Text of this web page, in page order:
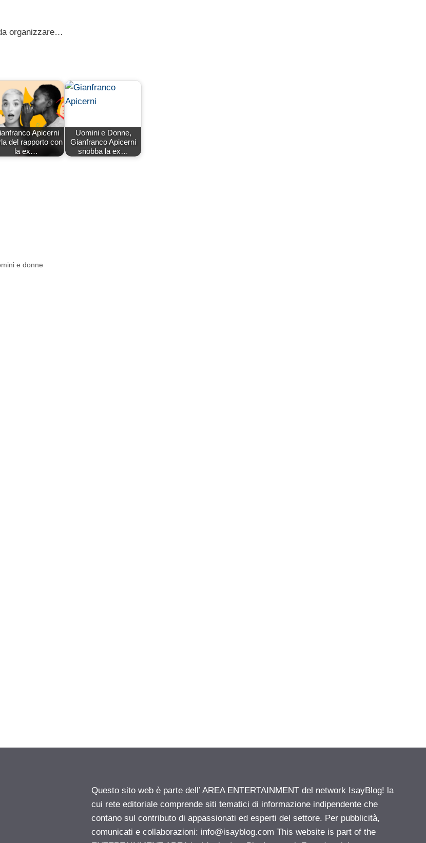
organizzare…
Apicerni
del rapporto con
la ex…
Uomini e Donne,
Gianfranco Apicerni
snobba la ex…
e donne
Questo sito web è parte dell’ AREA ENTERTAINMENT del network IsayBlog! la
cui rete editoriale comprende siti tematici di informazione indipendente che
contano sul contributo di appassionati ed esperti del settore. Per pubblicità,
comunicati e collaborazioni: info@isayblog.com This website is part of the